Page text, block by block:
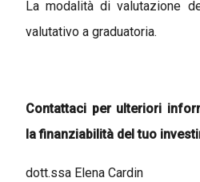
La modalità di valutazione
valutativo a graduatoria.
Contattaci per ulteriori
la finanziabilità del tuo
dott.ssa Elena Cardin